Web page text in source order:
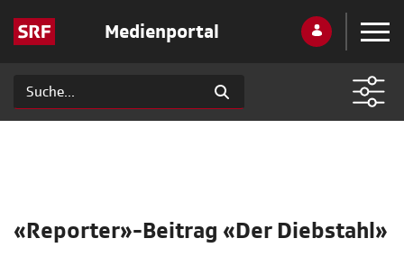
Medienportal
«Reporter»-Beitrag «Der Diebstahl»